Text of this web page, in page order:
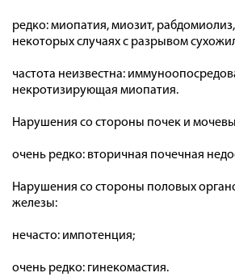
редко: миопатия, миозит,
некоторых случаях с разрывом
частота неизвестна:
некротизирующая миопатия.
Нарушения со стороны почек и
очень редко: вторичная почечная
Нарушения со стороны половых
железы:
нечасто: импотенция;
очень редко: гинекомастия.